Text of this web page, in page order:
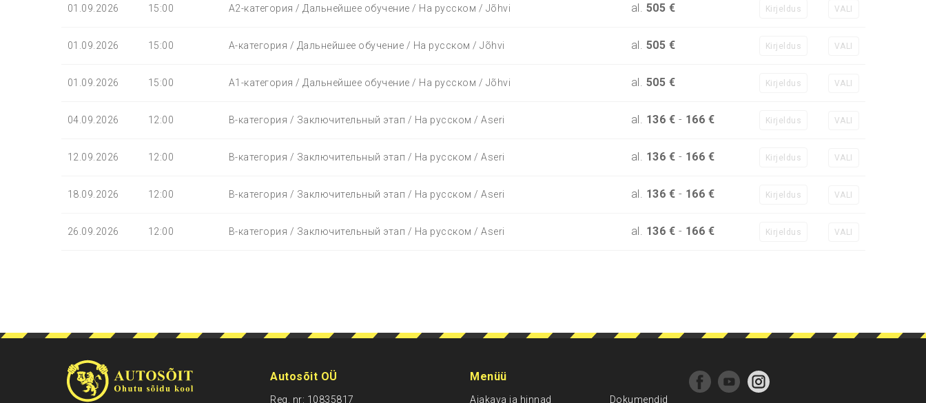
01.09.2026 15:00 A2-категория / Дальнейшее обучение / На русском / Jõhvi al. 505 € Kirjeldus VALI
01.09.2026 15:00 A-категория / Дальнейшее обучение / На русском / Jõhvi al. 505 € Kirjeldus VALI
01.09.2026 15:00 A1-категория / Дальнейшее обучение / На русском / Jõhvi al. 505 € Kirjeldus VALI
04.09.2026 12:00 B-категория / Заключительный этап / На русском / Aseri al. 136 € - 166 € Kirjeldus VALI
12.09.2026 12:00 B-категория / Заключительный этап / На русском / Aseri al. 136 € - 166 € Kirjeldus VALI
18.09.2026 12:00 B-категория / Заключительный этап / На русском / Aseri al. 136 € - 166 € Kirjeldus VALI
26.09.2026 12:00 B-категория / Заключительный этап / На русском / Aseri al. 136 € - 166 € Kirjeldus VALI
Autosõit OÜ
Reg. nr: 10835817
Menüü
Ajakava ja hinnad Dokumendid